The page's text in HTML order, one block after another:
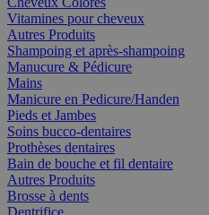
Vitamines pour cheveux
Autres Produits
Shampoing et après-shampoing
Manucure & Pédicure
Mains
Manicure en Pedicure/Handen
Pieds et Jambes
Soins bucco-dentaires
Prothèses dentaires
Bain de bouche et fil dentaire
Autres Produits
Brosse à dents